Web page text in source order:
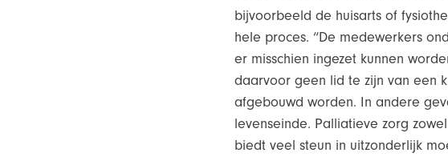
bijvoorbeeld de huisarts of
hele proces. “De medewerkers
er misschien ingezet kunnen
daarvoor geen lid te zijn van een
afgebouwd worden. In andere
levenseinde. Palliatieve zorg
biedt veel steun in uitzonderlijk